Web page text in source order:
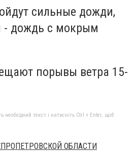
сильные дожди,
- дождь с мокрым
порывы ветра 15-
текст і натисніть Ctrl + Enter, щоб
ОБЛАСТИ